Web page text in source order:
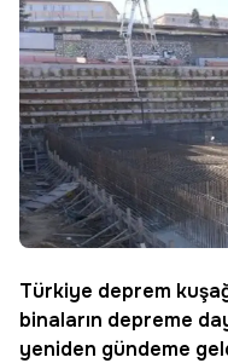
Türkiye deprem
binaların depreme
yeniden gündeme